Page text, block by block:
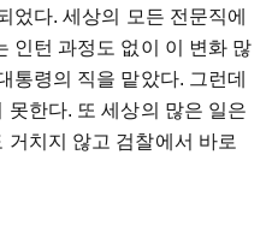
었다. 세상의 모든 전문직에
인턴 과정도 없이 이 변화 많
통령의 직을 맡았다. 그런데
못한다. 또 세상의 많은 일은
거치지 않고 검찰에서 바로